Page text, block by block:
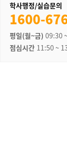
학사행정/실습문의
1600-
평일(월~금) 09:30
점심시간 11:50 ~